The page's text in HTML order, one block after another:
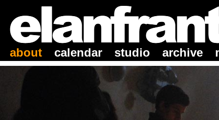
about calendar studio archive